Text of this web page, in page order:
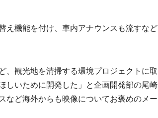
機能を付け、車内アナウンスも流すなど
観光地を清掃する環境プロジェクトに取
しいために開発した」と企画開発部の尾崎
など海外からも映像についてお褒めのメー